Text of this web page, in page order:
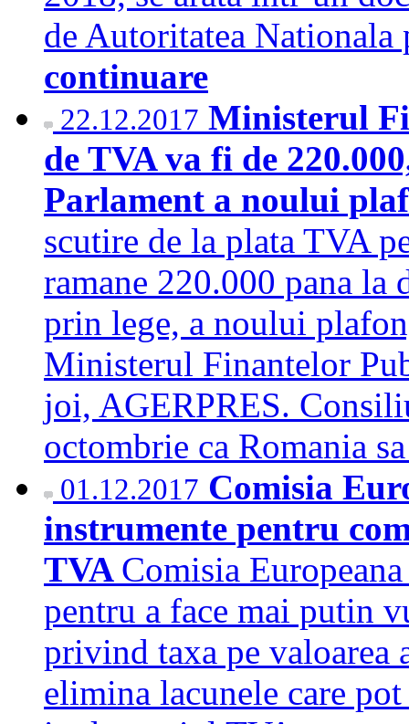
de Autoritatea
continuare
22.12.2017 Ministerul
de TVA va fi de
Parlament a noului
scutire de la plata TVA
ramane 220.000 pana la
prin lege, a noului
Ministerul Finantelor
joi, AGERPRES.
octombrie ca Romania
01.12.2017 Comisia
instrumente pentru
TVA Comisia
pentru a face mai putin
privind taxa pe valoarea
elimina lacunele care